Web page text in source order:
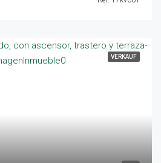
VERKAUF